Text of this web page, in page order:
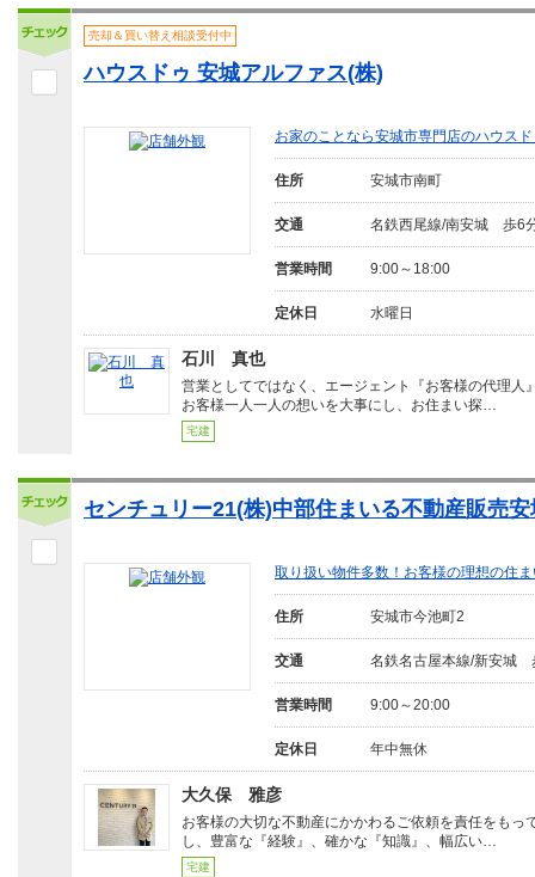
売却＆買い替え相談受付中
ハウスドゥ 安城アルファス(株)
お家のことなら安城市専門店のハウス
住所 安城市南町
交通 名鉄西尾線/南安城 歩6
営業時間 9:00～18:00
定休日 水曜日
石川 真也
営業としてではなく、エージェント『お客様の代理人
お客様一人一人の想いを大事にし、お住まい探…
宅建
センチュリー21(株)中部住まいる不動産販売
取り扱い物件多数！お客様の理想の住
住所 安城市今池町2
交通 名鉄名古屋本線/新安城
営業時間 9:00～20:00
定休日 年中無休
大久保 雅彦
お客様の大切な不動産にかかわるご依頼を責任をもっ
し、豊富な『経験』、確かな『知識』、幅広い…
宅建